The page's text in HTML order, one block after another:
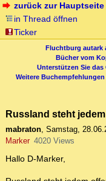
zurück zur Hauptseite
in Thread öffnen
Ticker
Fluchtburg autark
Bücher vom
Unterstützen Sie das
Weitere Buchempfehlungen
Russland steht
mabraton, Samstag,
Marker 4020 Views
Hallo D-Marker,